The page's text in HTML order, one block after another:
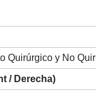
Quirúrgico y No
/ Derecha)